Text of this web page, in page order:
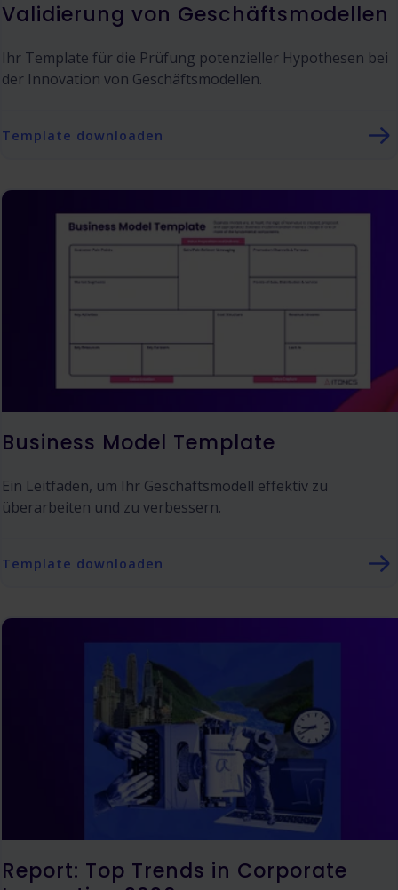
Validierung von Geschäftsmodellen
Ihr Template für die Prüfung potenzieller Hypothesen bei
der Innovation von Geschäftsmodellen.
Template downloaden
Business Model Template
Ein Leitfaden, um Ihr Geschäftsmodell effektiv zu
überarbeiten und zu verbessern.
Template downloaden
Report: Top Trends in Corporate